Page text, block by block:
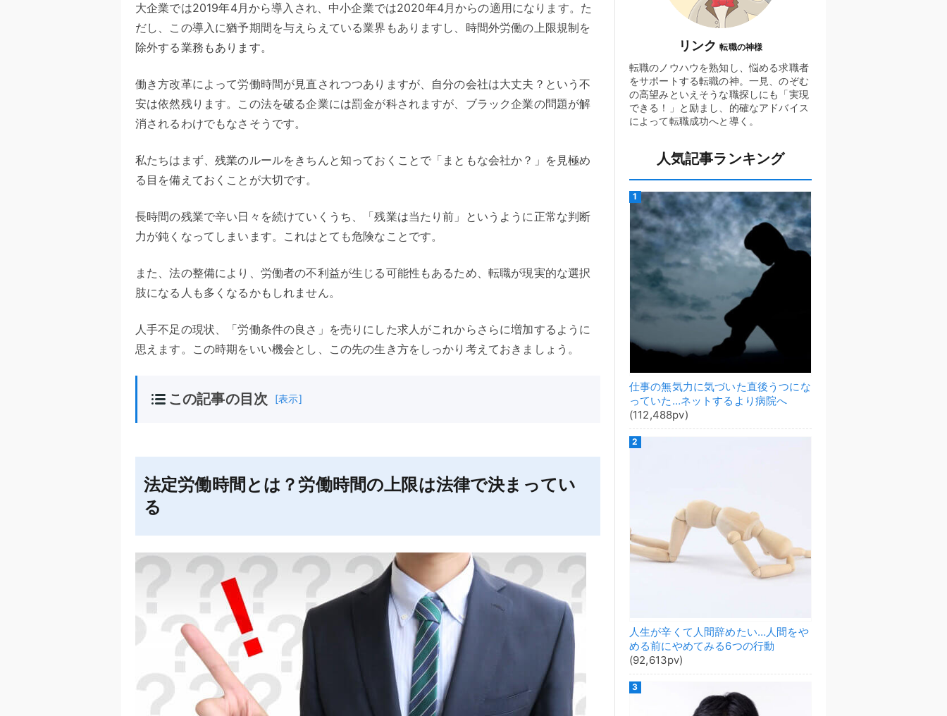
大企業では2019年4月から導入され、中小企業では2020年4月からの適用になります。た
だし、この導入に猶予期間を与えらえている業界もありますし、時間外労働の上限規制を
除外する業務もあります。
働き方改革によって労働時間が見直されつつありますが、自分の会社は大丈夫？という不
安は依然残ります。この法を破る企業には罰金が科されますが、ブラック企業の問題が解
消されるわけでもなさそうです。
私たちはまず、残業のルールをきちんと知っておくことで「まともな会社か？」を見極め
る目を備えておくことが大切です。
長時間の残業で辛い日々を続けていくうち、「残業は当たり前」というように正常な判断
力が鈍くなってしまいます。これはとても危険なことです。
また、法の整備により、労働者の不利益が生じる可能性もあるため、転職が現実的な選択
肢になる人も多くなるかもしれません。
人手不足の現状、「労働条件の良さ」を売りにした求人がこれからさらに増加するように
思えます。この時期をいい機会とし、この先の生き方をしっかり考えておきましょう。
この記事の目次 [表示]
法定労働時間とは？労働時間の上限は法律で決まってい
る
リンク転職の神様
転職のノウハウを熟知し、悩める求職者
をサポートする転職の神。一見、のぞむ
の高望みといえそうな職探しにも「実現
できる！」と励まし、的確なアドバイス
によって転職成功へと導く。
人気記事ランキング
仕事の無気力に気づいた直後うつにな
っていた…ネットするより病院へ
(112,488pv)
人生が辛くて人間辞めたい…人間をや
める前にやめてみる6つの行動
(92,613pv)